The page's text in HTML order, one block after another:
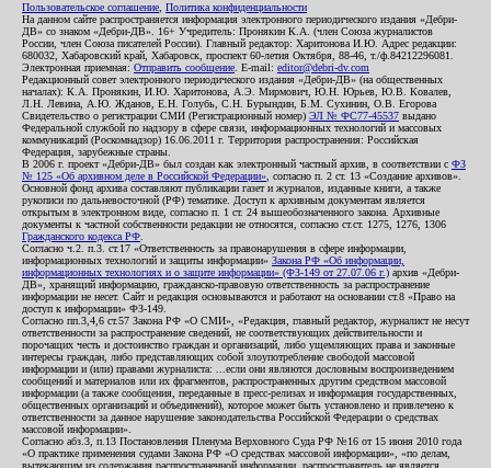
Пользовательское соглашение Политика конфиденциальности
На данном сайте распространяется информация электронного периодического издания «Дебри-
ДВ» со знаком «Дебри-ДВ». 16+ Учредитель: Пронякин К.А. (член Союза журналистов
России, член Союза писателей России). Главный редактор: Харитонова И.Ю. Адрес редакции:
680032, Хабаровский край, Хабаровск, проспект 60-летия Октября, 88-46, т./ф.84212296081.
Электронная приемная: Отправить сообщение . E-mail: editor@debri-dv.com
Редакционный совет электронного периодического издания «Дебри-ДВ» (на общественных
началах): К.А. Пронякин, И.Ю. Харитонова, А.Э. Мирмович, Ю.Н. Юрьев, Ю.В. Ковалев,
Л.Н. Левина, А.Ю. Жданов, Е.Н. Голубь, С.Н. Бурындин, Б.М. Сухинин, О.В. Егорова
Свидетельство о регистрации СМИ (Регистрационный номер) ЭЛ № ФС77-45537 выдано
Федеральной службой по надзору в сфере связи, информационных технологий и массовых
коммуникаций (Роскомнадзор) 16.06.2011 г. Территория распространения: Российская
Федерация, зарубежные страны.
В 2006 г. проект «Дебри-ДВ» был создан как электронный частный архив, в соответствии с ФЗ
№ 125 «Об архивном деле в Российской Федерации» , согласно п. 2 ст. 13 «Создание архивов».
Основной фонд архива составляют публикации газет и журналов, изданные книги, а также
рукописи по дальневосточной (РФ) тематике. Доступ к архивным документам является
открытым в электронном виде, согласно п. 1 ст. 24 вышеобозначенного закона. Архивные
документы к частной собственности редакции не относятся, согласно ст.ст. 1275, 1276, 1306
Гражданского кодекса РФ
Согласно ч.2. п.3. ст.17 «Ответственность за правонарушения в сфере информации,
информационных технологий и защиты информации» Закона РФ «Об информации,
информационных технологиях и о защите информации» (ФЗ-149 от 27.07.06 г.) архив «Дебри-
ДВ», хранящий информацию, гражданско-правовую ответственность за распространение
информации не несет. Сайт и редакция основываются и работают на основании ст.8 «Право на
доступ к информации» ФЗ-149.
Согласно пп.3,4,6 ст.57 Закона РФ «О СМИ», «Редакция, главный редактор, журналист не несут
ответственности за распространение сведений, не соответствующих действительности и
порочащих честь и достоинство граждан и организаций, либо ущемляющих права и законные
интересы граждан, либо представляющих собой злоупотребление свободой массовой
информации и (или) правами журналиста: ...если они являются дословным воспроизведением
сообщений и материалов или их фрагментов, распространенных другим средством массовой
информации (а также сообщения, переданные в пресс-релизах и информация государственных,
общественных организаций и объединений), которое может быть установлено и привлечено к
ответственности за данное нарушение законодательства Российской Федерации о средствах
массовой информации».
Согласно абз.3, п.13 Постановления Пленума Верховного Суда РФ №16 от 15 июня 2010 года
«О практике применения судами Закона РФ «О средствах массовой информации», «по делам,
вытекающим из содержания распространенной информации, распространитель не является